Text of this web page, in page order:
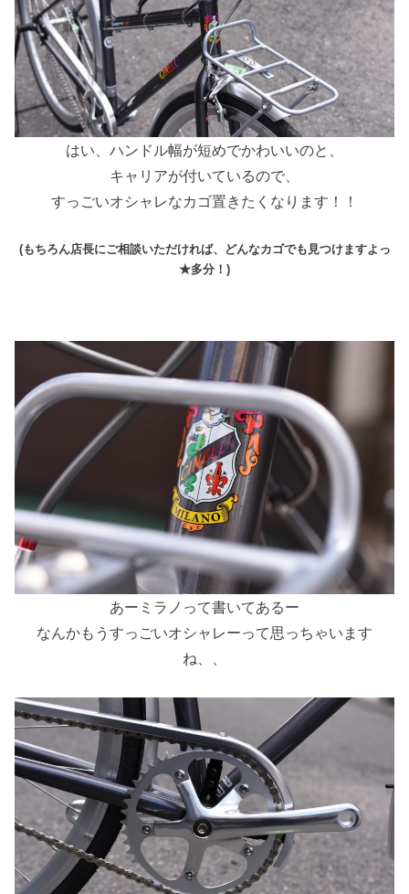
はい、ハンドル幅が短めでかわいいのと、
キャリアが付いているので、
すっごいオシャレなカゴ置きたくなります！！
(もちろん店長にご相談いただければ、どんなカゴでも見つけますよっ
★多分！)
あーミラノって書いてあるー
なんかもうすっごいオシャレーって思っちゃいます
ね、、